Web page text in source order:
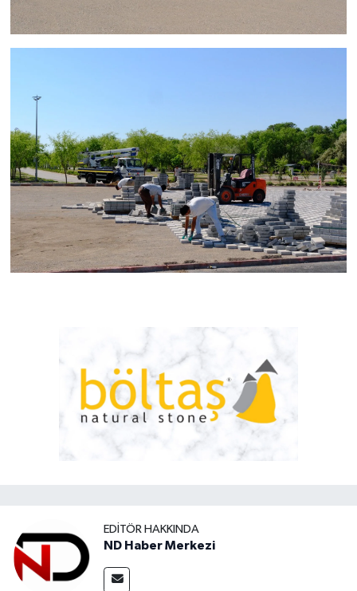
EDITÖR HAKKINDA
ND Haber Merkezi